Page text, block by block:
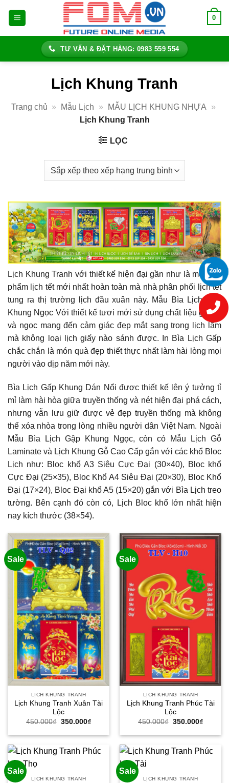
0
TƯ VẤN & ĐẶT HÀNG: 0983 559 554
Lịch Khung Tranh
Trang chủ » Mẫu Lịch » MẪU LỊCH KHUNG NHỰA
»
Lịch Khung Tranh
LỌC
Lịch Khung Tranh với thiết kế hiện đại gần như là một sản
phẩm lịch tết mới nhất hoàn toàn mà nhà phân phối lịch tết
tung ra thị trường lịch đầu xuân này. Mẫu Bìa Lịch Gập
Khung Ngọc Với thiết kế tươi mới sử dụng chất liệu giả gỗ
và ngọc mang đến cảm giác đẹp mắt sang trong lịch lãm
mà không loại lịch giấy nào sánh được. In Bìa Lịch Gấp
chắc chắn là món quà đẹp thiết thực nhất làm hài lòng mọi
người vào dịp năm mới này.
Bìa Lịch Gấp Khung Dán Nổi được thiết kế lên ý tưởng tỉ
mỉ làm hài hòa giữa truyền thống và nét hiện đại phá cách,
nhưng vẫn lưu giữ được vẻ đẹp truyền thống mà không
thể xóa nhòa trong lòng nhiều người dân Việt Nam. Ngoài
Mẫu Bìa Lịch Gập Khung Ngọc, còn có Mẫu Lịch Gỗ
Laminate và Lịch Khung Gỗ Cao Cấp gắn với các khổ Bloc
Lịch như: Bloc khổ A3 Siêu Cực Đại (30×40), Bloc khổ
Cực Đại (25×35), Bloc Khổ A4 Siêu Đại (20×30), Bloc Khổ
Đại (17×24), Bloc Đại khổ A5 (15×20) gắn với Bìa Lịch treo
tường. Bên cạnh đó còn có, Lịch Bloc khổ lớn nhất hiện
nay kích thước (38×54).
Sale
LỊCH KHUNG TRANH
Lịch Khung Tranh Xuân Tài
Lộc
450.000₫ Giá
là:
350.000₫Giá
tại
350.000₫.
Sale
LỊCH KHUNG TRANH
Lịch Khung Tranh Phúc Tài
Lộc
450.000₫ Giá
là:
350.000₫Giá
tại
Sale
LỊCH KHUNG TRANH
Sale
LỊCH KHUNG TRANH